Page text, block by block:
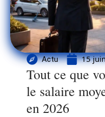
Actu 15
Tout ce que
le salaire
en 2026